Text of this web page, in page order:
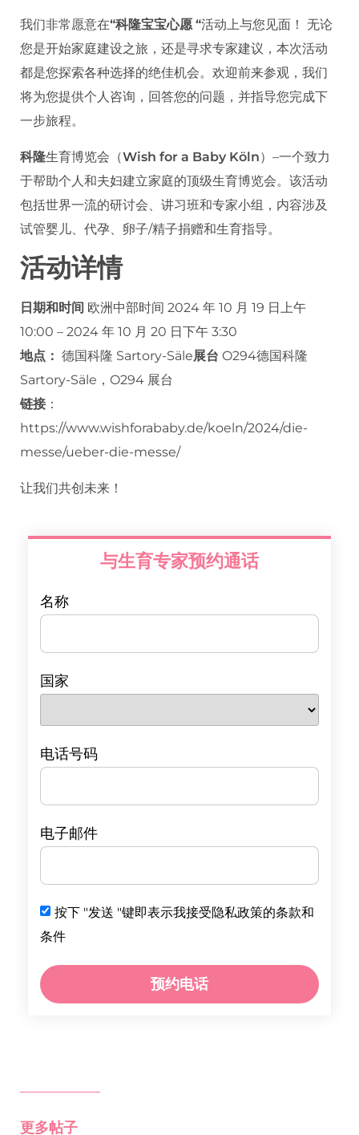
我们非常愿意在“科隆宝宝心愿 “活动上与您见面！ 无论
您是开始家庭建设之旅，还是寻求专家建议，本次活动
都是您探索各种选择的绝佳机会。欢迎前来参观，我们
将为您提供个人咨询，回答您的问题，并指导您完成下
一步旅程。
科隆生育博览会（Wish for a Baby Köln）–一个致力
于帮助个人和夫妇建立家庭的顶级生育博览会。该活动
包括世界一流的研讨会、讲习班和专家小组，内容涉及
试管婴儿、代孕、卵子/精子捐赠和生育指导。
活动详情
日期和时间 欧洲中部时间 2024 年 10 月 19 日上午
10:00 – 2024 年 10 月 20 日下午 3:30
地点： 德国科隆 Sartory-Säle展台 O294德国科隆
Sartory-Säle，O294 展台
链接 ：
https://www.wishforababy.de/koeln/2024/die-
messe/ueber-die-messe/
让我们共创未来！
与生育专家预约通话
名称
国家
电话号码
电子邮件
按下 "发送 "键即表示我接受隐私政策的条款和
条件
预约电话
更多帖子